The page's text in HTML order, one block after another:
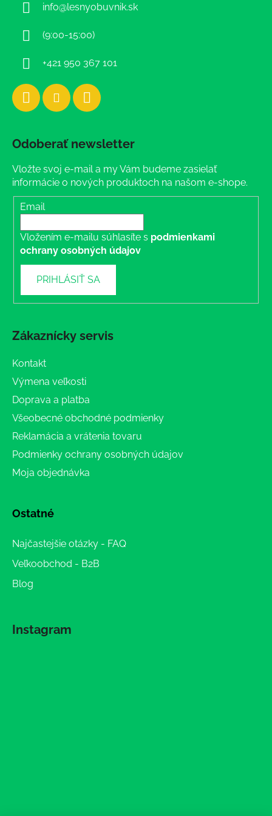
info@lesnyobuvnik.sk
(9:00-15:00)
+421 950 367 101
Odoberať newsletter
Vložte svoj e-mail a my Vám budeme zasielať
informácie o nových produktoch na našom e-shope.
Email
Vložením e-mailu súhlasíte s podmienkami
ochrany osobných údajov
PRIHLÁSIŤ SA
Zákaznícky servis
Kontakt
Výmena veľkosti
Doprava a platba
Všeobecné obchodné podmienky
Reklamácia a vrátenia tovaru
Podmienky ochrany osobných údajov
Moja objednávka
Ostatné
Najčastejšie otázky - FAQ
Veľkoobchod - B2B
Blog
Instagram